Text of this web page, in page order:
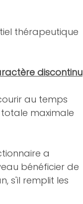
thérapeutique
discontinu
au temps
maximale
a
bénéficier de
s'il remplit les